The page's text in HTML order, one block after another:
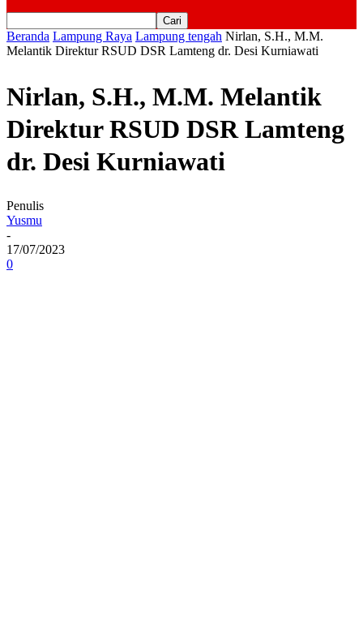
Beranda Lampung Raya Lampung tengah Nirlan, S.H., M.M.
Melantik Direktur RSUD DSR Lamteng dr. Desi Kurniawati
Nirlan, S.H., M.M. Melantik
Direktur RSUD DSR Lamteng
dr. Desi Kurniawati
Penulis
Yusmu
-
17/07/2023
0